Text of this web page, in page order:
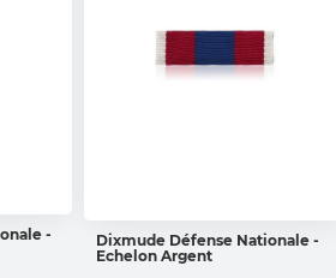
-
AJOUTER AU PANIER
Dixmude Défense Nationale -
Echelon Argent